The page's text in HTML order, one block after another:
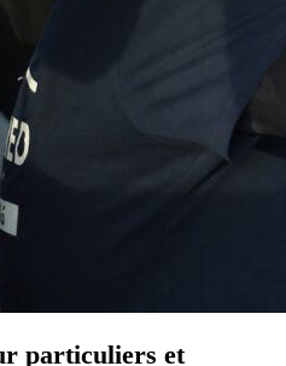
particuliers et